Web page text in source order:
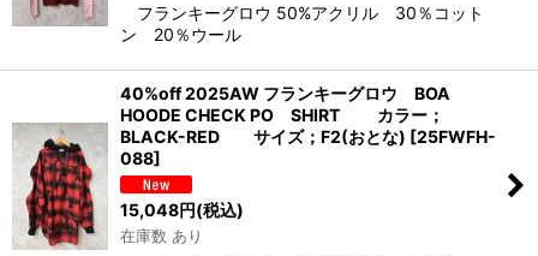
フランキーグロウ 50%アクリル 30％コット
ン 20％ウール
40%off 2025AW フランキーグロウ BOA
HOODE CHECK PO SHIRT カラー；
BLACK-RED サイズ；F2(おとな) [25FWFH-
088]
15,048円(税込)
在庫数 あり